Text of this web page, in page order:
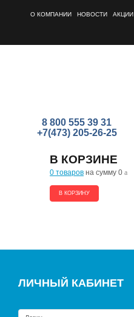
О КОМПАНИИ НОВОСТИ АКЦИИ
8 800 555 39 31
+7(473) 205-26-25
В КОРЗИНЕ
0 товаров на сумму 0 a
В КОРЗИНУ
ЛИЧНЫЙ КАБИНЕТ